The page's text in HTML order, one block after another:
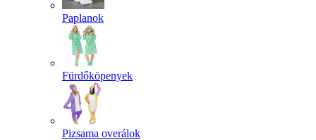
Paplanok
Fürdőköpenyek
Pizsama overálok